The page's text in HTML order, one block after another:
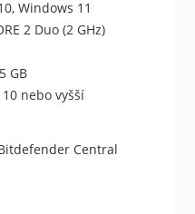
Windows 11
2 Duo (2 GHz)
GB
nebo vyšší
Central